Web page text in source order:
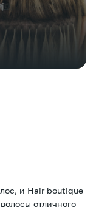
и Hair boutique
отличного